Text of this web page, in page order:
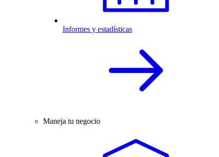
Informes y estadísticas
Maneja tu negocio